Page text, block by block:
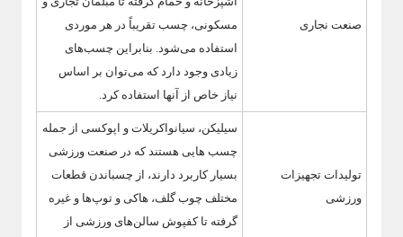
صنعت نجاری
مسکونی، چسب تقریباً در هر موردی
استفاده می‌شود. بنابراین چسب‌های
زیادی وجود دارد که می‌توان بر اساس
نیاز خاص از آنها استفاده کرد.
تولیدات تجهیزات
ورزشی
سیلیکن، سیانواکریلات و اپوکسی از جمله
چسب هایی هستند که در صنعت ورزشی
بسیار کاربرد دارند، از چسباندن قطعات
مختلف چوب گلف، هاکی و توپ‌ها و غیره
گرفته تا کفپوش سالن‌های ورزشی از